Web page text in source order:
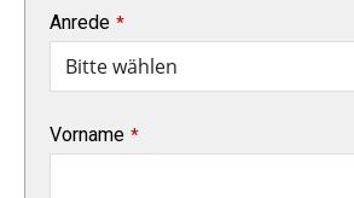
Anrede *
Vorname *